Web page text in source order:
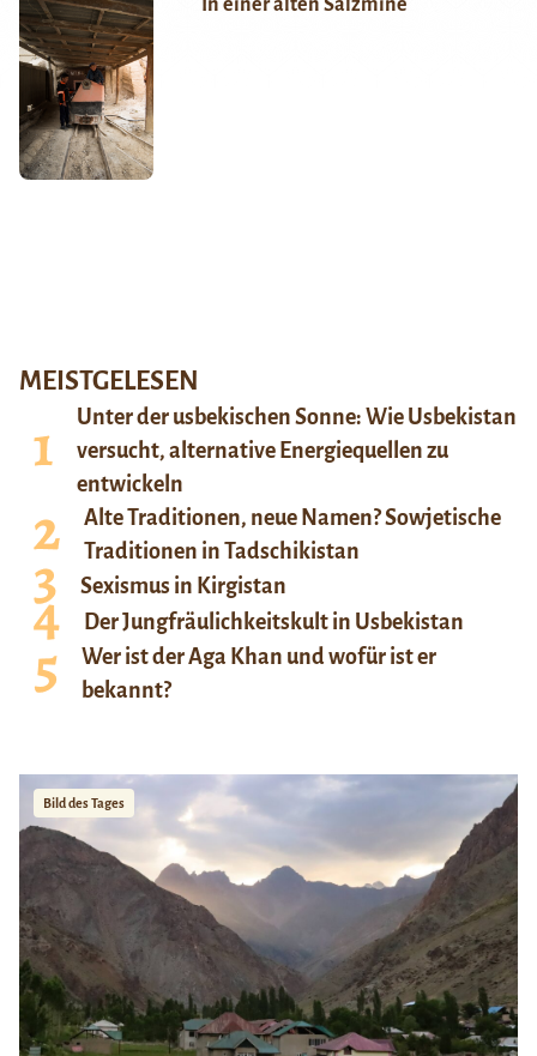
In einer alten Salzmine
MEISTGELESEN
Unter der usbekischen Sonne: Wie Usbekistan
versucht, alternative Energiequellen zu
entwickeln
Alte Traditionen, neue Namen? Sowjetische
Traditionen in Tadschikistan
Sexismus in Kirgistan
Der Jungfräulichkeitskult in Usbekistan
Wer ist der Aga Khan und wofür ist er
bekannt?
Bild des Tages